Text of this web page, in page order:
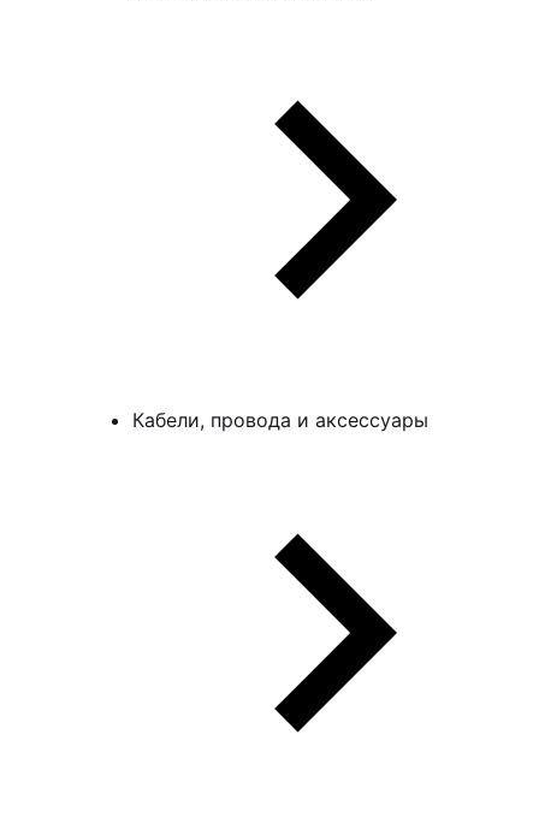
Кабели, провода и аксессуары